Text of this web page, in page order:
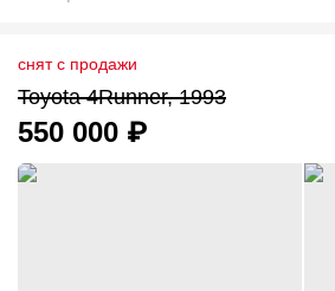
снят с продажи
Toyota 4Runner, 1993
550 000 ₽